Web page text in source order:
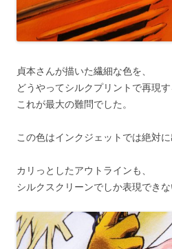
貞本さんが描いた繊細な色を、
どうやってシルクプリントで再現す
これが最大の難問でした。
この色はインクジェットでは絶対に
カリっとしたアウトラインも、
シルクスクリーンでしか表現できな